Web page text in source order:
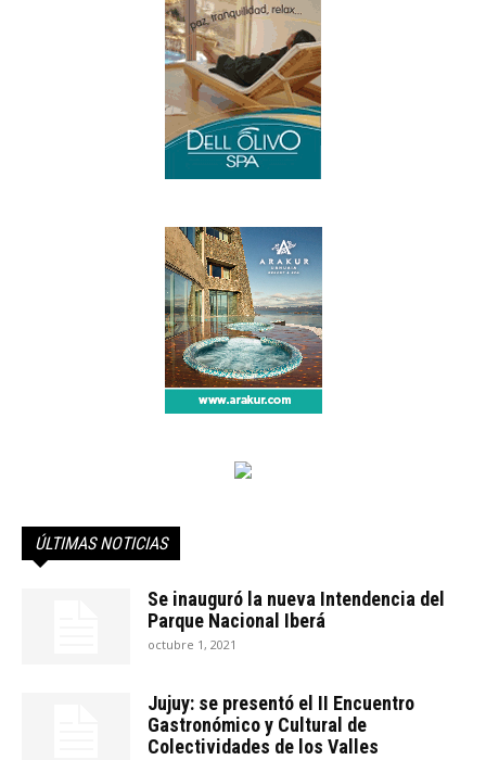
ÚLTIMAS NOTICIAS
Se inauguró la nueva Intendencia del
Parque Nacional Iberá
octubre 1, 2021
Jujuy: se presentó el II Encuentro
Gastronómico y Cultural de
Colectividades de los Valles